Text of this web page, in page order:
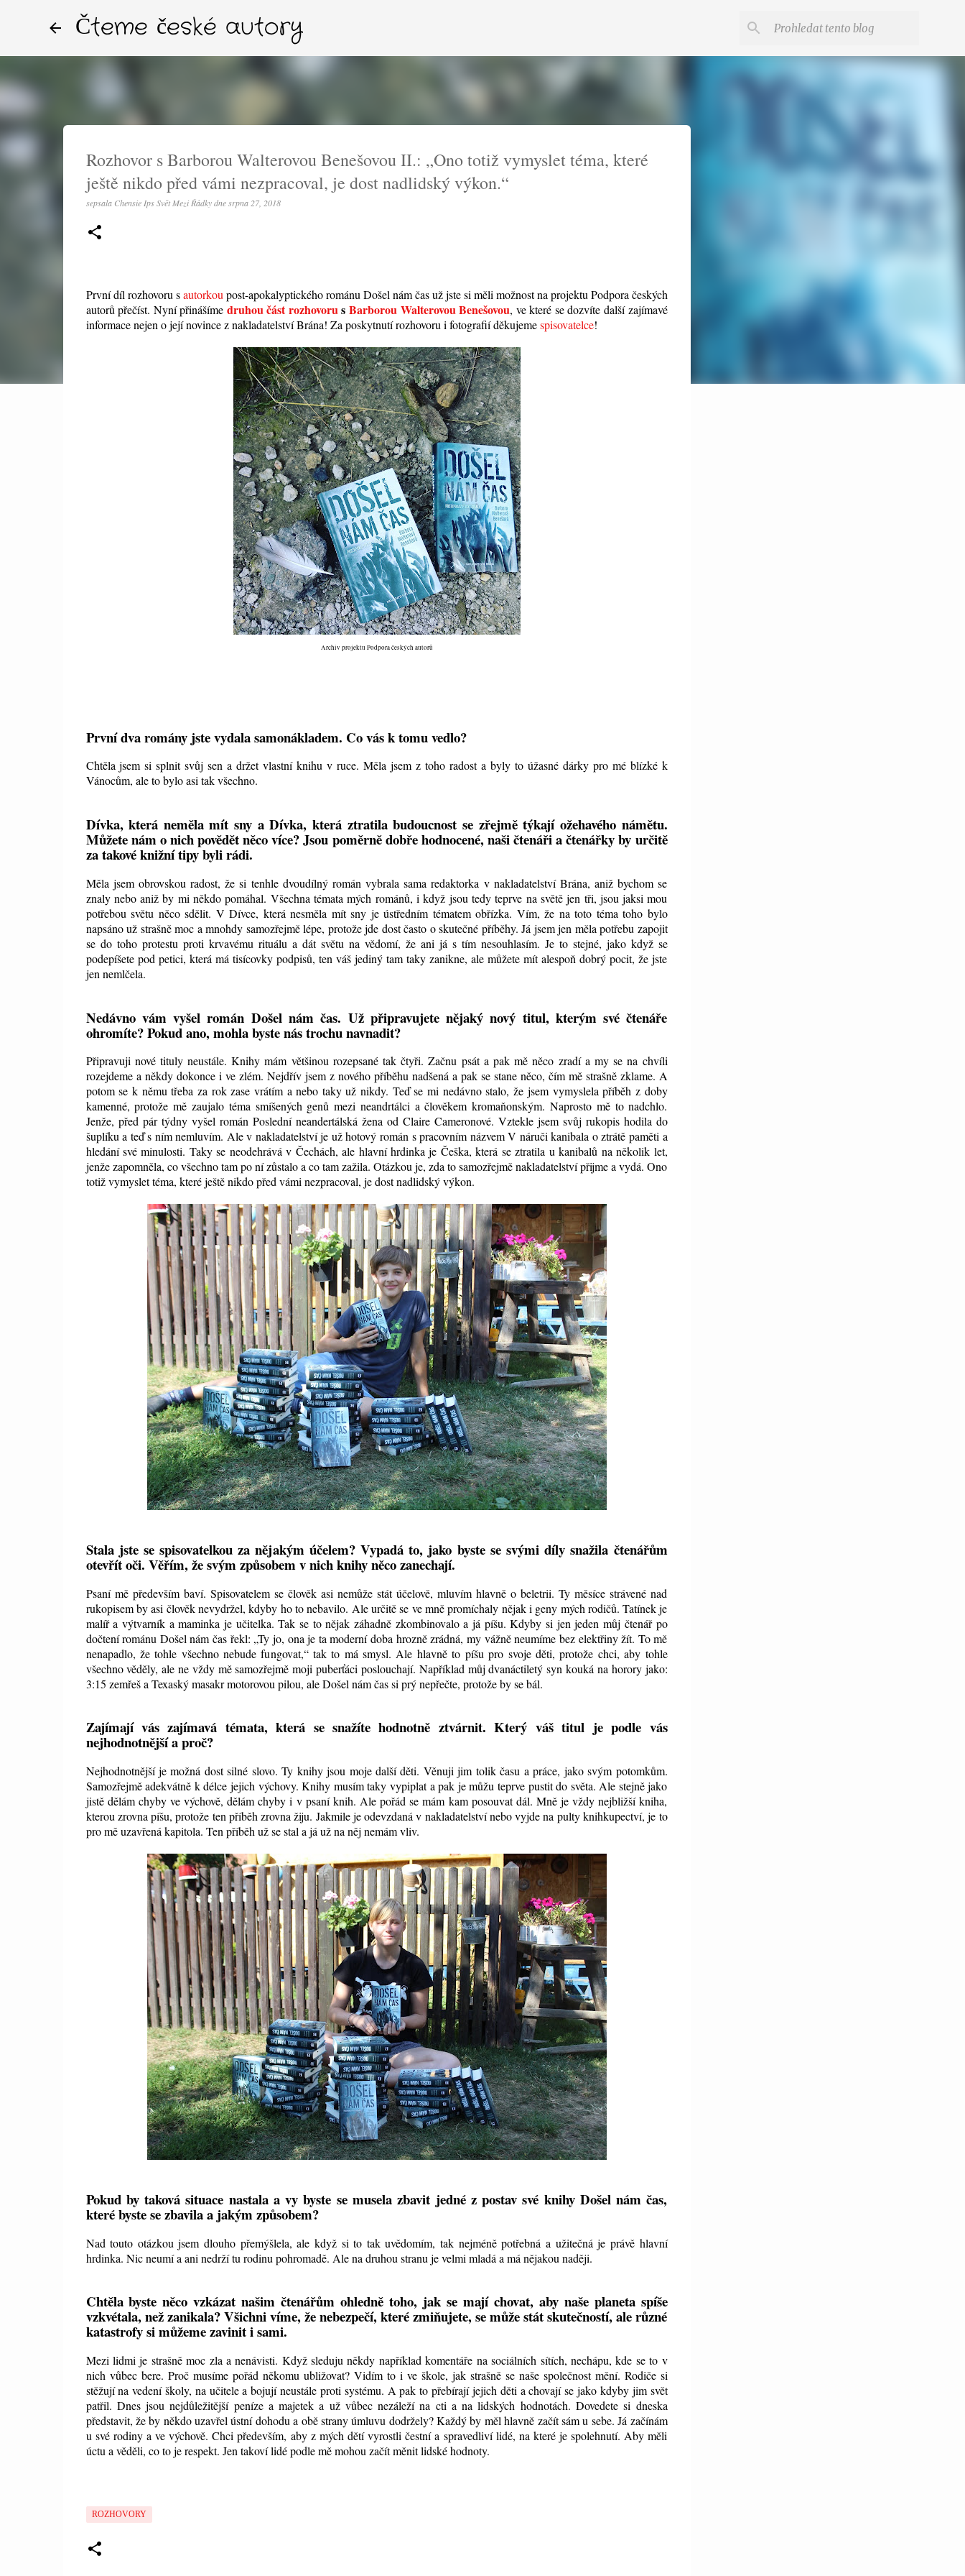
Čteme české autory
Rozhovor s Barborou Walterovou Benešovou II.: „Ono totiž vymyslet téma, které
ještě nikdo před vámi nezpracoval, je dost nadlidský výkon.“
sepsala Chensie Ips Svět Mezi Řádky dnesrpna 27, 2018
První díl rozhovoru sautorkou post-apokalyptického románu Došel nám čas už jste si měli možnost na projektu Podpora českých
autorů přečíst. Nyní přinášíme druhou část rozhovorus Barborou Walterovou Benešovou, ve které se dozvíte další zajímavé
informace nejen o její novince z nakladatelství Brána! Za poskytnutí rozhovoru i fotografií děkujemespisovatelce!
Archiv projektu Podpora českých autorů
První dva romány jste vydala samonákladem. Co vás k tomu vedlo?
Chtěla jsem si splnit svůj sen a držet vlastní knihu v ruce. Měla jsem z toho radost a byly to úžasné dárky pro mé blízké k
Vánocům, ale to bylo asi tak všechno.
Dívka, která neměla mít sny a Dívka, která ztratila budoucnost se zřejmě týkají ožehavého námětu.
Můžete nám o nich povědět něco více? Jsou poměrně dobře hodnocené, naši čtenáři a čtenářky by určitě
za takové knižní tipy byli rádi.
Měla jsem obrovskou radost, že si tenhle dvoudílný román vybrala sama redaktorka v nakladatelství Brána, aniž bychom se
znaly nebo aniž by mi někdo pomáhal. Všechna témata mých románů, i když jsou tedy teprve na světě jen tři, jsou jaksi mou
potřebou světu něco sdělit. V Dívce, která nesměla mít sny je ústředním tématem obřízka. Vím, že na toto téma toho bylo
napsáno už strašně moc a mnohdy samozřejmě lépe, protože jde dost často o skutečné příběhy. Já jsem jen měla potřebu zapojit
se do toho protestu proti krvavému rituálu a dát světu na vědomí, že ani já s tím nesouhlasím. Je to stejné, jako když se
podepíšete pod petici, která má tisícovky podpisů, ten váš jediný tam taky zanikne, ale můžete mít alespoň dobrý pocit, že jste
jen nemlčela.
Nedávno vám vyšel román Došel nám čas. Už připravujete nějaký nový titul, kterým své čtenáře
ohromíte? Pokud ano, mohla byste nás trochu navnadit?
Připravuji nové tituly neustále. Knihy mám většinou rozepsané tak čtyři. Začnu psát a pak mě něco zradí a my se na chvíli
rozejdeme a někdy dokonce i ve zlém. Nejdřív jsem z nového příběhu nadšená a pak se stane něco, čím mě strašně zklame. A
potom se k němu třeba za rok zase vrátím a nebo taky už nikdy. Teď se mi nedávno stalo, že jsem vymyslela příběh z doby
kamenné, protože mě zaujalo téma smíšených genů mezi neandrtálci a člověkem kromaňonským. Naprosto mě to nadchlo.
Jenže, před pár týdny vyšel román Poslední neandertálská žena od Claire Cameronové. Vztekle jsem svůj rukopis hodila do
šuplíku a teď s ním nemluvím. Ale v nakladatelství je už hotový román s pracovním názvem V náruči kanibala o ztrátě paměti a
hledání své minulosti. Taky se neodehrává v Čechách, ale hlavní hrdinka je Češka, která se ztratila u kanibalů na několik let,
jenže zapomněla, co všechno tam po ní zůstalo a co tam zažila. Otázkou je, zda to samozřejmě nakladatelství přijme a vydá. Ono
totiž vymyslet téma, které ještě nikdo před vámi nezpracoval, je dost nadlidský výkon.
Stala jste se spisovatelkou za nějakým účelem? Vypadá to, jako byste se svými díly snažila čtenářům
otevřít oči. Věřím, že svým způsobem v nich knihy něco zanechají.
Psaní mě především baví. Spisovatelem se člověk asi nemůže stát účelově, mluvím hlavně o beletrii. Ty měsíce strávené nad
rukopisem by asi člověk nevydržel, kdyby ho to nebavilo. Ale určitě se ve mně promíchaly nějak i geny mých rodičů. Tatínek je
malíř a výtvarník a maminka je učitelka. Tak se to nějak záhadně zkombinovalo a já píšu. Kdyby si jen jeden můj čtenář po
dočtení románu Došel nám čas řekl: „Ty jo, ona je ta moderní doba hrozně zrádná, my vážně neumíme bez elektřiny žít. To mě
nenapadlo, že tohle všechno nebude fungovat,“ tak to má smysl. Ale hlavně to píšu pro svoje děti, protože chci, aby tohle
všechno věděly, ale ne vždy mě samozřejmě moji puberťáci poslouchají. Například můj dvanáctiletý syn kouká na horory jako:
3:15 zemřeš a Texaský masakr motorovou pilou, ale Došel nám čas si prý nepřečte, protože by se bál.
Zajímají vás zajímavá témata, která se snažíte hodnotně ztvárnit. Který váš titul je podle vás
nejhodnotnější a proč?
Nejhodnotnější je možná dost silné slovo. Ty knihy jsou moje další děti. Věnuji jim tolik času a práce, jako svým potomkům.
Samozřejmě adekvátně k délce jejich výchovy. Knihy musím taky vypiplat a pak je můžu teprve pustit do světa. Ale stejně jako
jistě dělám chyby ve výchově, dělám chyby i v psaní knih. Ale pořád se mám kam posouvat dál. Mně je vždy nejbližší kniha,
kterou zrovna píšu, protože ten příběh zrovna žiju. Jakmile je odevzdaná v nakladatelství nebo vyjde na pulty knihkupectví, je to
pro mě uzavřená kapitola. Ten příběh už se stal a já už na něj nemám vliv.
Pokud by taková situace nastala a vy byste se musela zbavit jedné z postav své knihy Došel nám čas,
které byste se zbavila a jakým způsobem?
Nad touto otázkou jsem dlouho přemýšlela, ale když si to tak uvědomím, tak nejméně potřebná a užitečná je právě hlavní
hrdinka. Nic neumí a ani nedrží tu rodinu pohromadě. Ale na druhou stranu je velmi mladá a má nějakou naději.
Chtěla byste něco vzkázat našim čtenářům ohledně toho, jak se mají chovat, aby naše planeta spíše
vzkvétala, než zanikala? Všichni víme, že nebezpečí, které zmiňujete, se může stát skutečností, ale různé
katastrofy si můžeme zavinit i sami.
Mezi lidmi je strašně moc zla a nenávisti. Když sleduju někdy například komentáře na sociálních sítích, nechápu, kde se to v
nich vůbec bere. Proč musíme pořád někomu ubližovat? Vidím to i ve škole, jak strašně se naše společnost mění. Rodiče si
stěžují na vedení školy, na učitele a bojují neustále proti systému. A pak to přebírají jejich děti a chovají se jako kdyby jim svět
patřil. Dnes jsou nejdůležitější peníze a majetek a už vůbec nezáleží na cti a na lidských hodnotách. Dovedete si dneska
představit, že by někdo uzavřel ústní dohodu a obě strany úmluvu dodržely? Každý by měl hlavně začít sám u sebe. Já začínám
u své rodiny a ve výchově. Chci především, aby z mých dětí vyrostli čestní a spravedliví lidé, na které je spolehnutí. Aby měli
úctu a věděli, co to je respekt. Jen takoví lidé podle mě mohou začít měnit lidské hodnoty.
ROZHOVORY